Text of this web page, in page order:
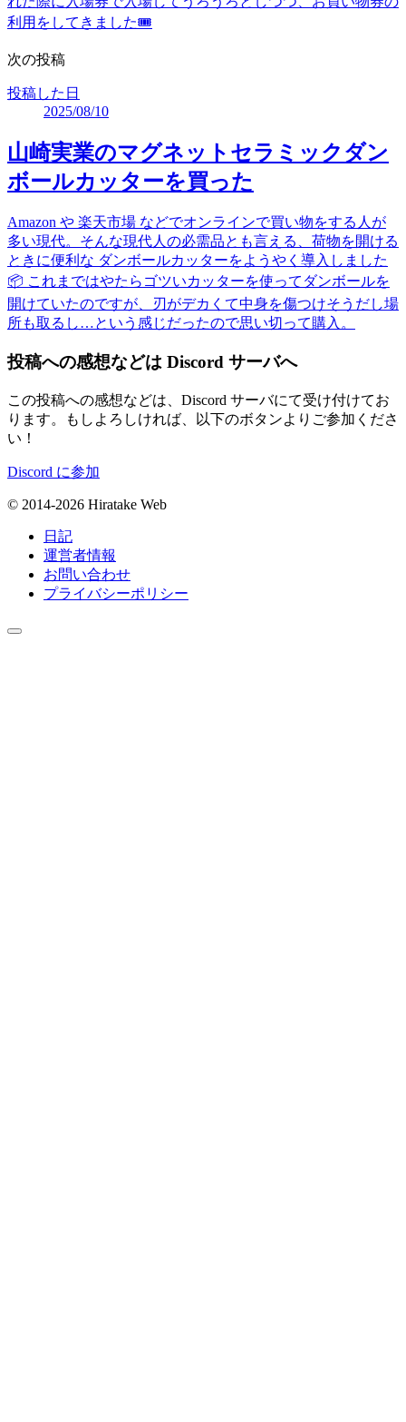
利用をしてきました🎟️
次の投稿
投稿した日
2025/08/10
山崎実業のマグネットセラミックダン
ボールカッターを買った
Amazon や 楽天市場 などでオンラインで買い物をする人が
多い現代。そんな現代人の必需品とも言える、荷物を開ける
ときに便利な ダンボールカッターをようやく導入しました
📦️ これまではやたらゴツいカッターを使ってダンボールを
開けていたのですが、刃がデカくて中身を傷つけそうだし場
所も取るし…という感じだったので思い切って購入。
投稿への感想などは Discord サーバへ
この投稿への感想などは、Discord サーバにて受け付けてお
ります。もしよろしければ、以下のボタンよりご参加くださ
い！
Discord に参加
© 2014-2026 Hiratake Web
日記
運営者情報
お問い合わせ
プライバシーポリシー